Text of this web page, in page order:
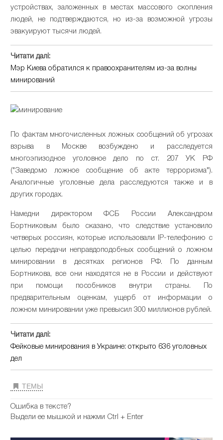
устройствах, заложенных в местах массового скопления
людей, не подтверждаются, но из-за возможной угрозы
эвакуируют тысячи людей.
Читати далі:
Мэр Киева обратился к правоохранителям из-за волны
минирований
По фактам многочисленных ложных сообщений об угрозах
взрыва в Москве возбуждено и расследуется
многоэпизодное уголовное дело по ст. 207 УК РФ
("Заведомо ложное сообщение об акте терроризма").
Аналогичные уголовные дела расследуются также и в
других городах.
Намедни директором ФСБ России Александром
Бортниковым было сказано, что следствие установило
четверых россиян, которые использовали IP-телефонию с
целью передачи неправдоподобных сообщений о ложном
минировании в десятках регионов РФ. По данным
Бортникова, все они находятся не в России и действуют
при помощи пособников внутри страны. По
предварительным оценкам, ущерб от информации о
ложном минировании уже превысил 300 миллионов рублей.
Читати далі:
Фейковые минирования в Украине: открыто 636 уголовных
дел
ТЕМЫ
Ошибка в тексте?
Выдели ее мышкой и нажми Ctrl + Enter